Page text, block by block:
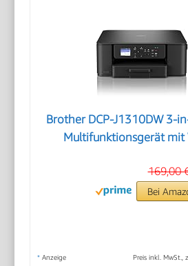
Brother DCP-J1310DW 3-
Multifunktionsgerät mit
169,00
Bei
* Anzeige Preis inkl. MwSt.,